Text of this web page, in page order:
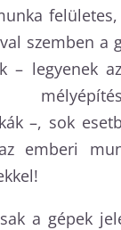
szemben a
– legyenek
–, sok
emberi
a gépek